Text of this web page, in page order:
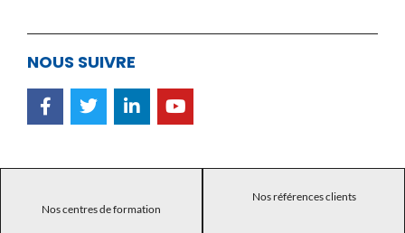
NOUS SUIVRE
Nos centres de formation
Nos références clients